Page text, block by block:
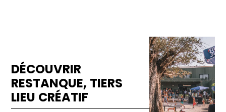
DÉCOUVRIR
RESTANQUE, TIERS
LIEU CRÉATIF